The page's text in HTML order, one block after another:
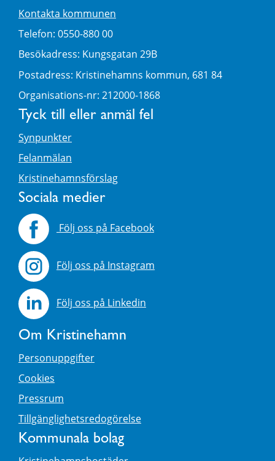
Kontakta kommunen
Telefon: 0550-880 00
Besökadress: Kungsgatan 29B
Postadress: Kristinehamns kommun, 681 84
Organisations-nr: 212000-1868
Tyck till eller anmäl fel
Synpunkter
Felanmälan
Kristinehamnsförslag
Sociala medier
Följ oss på Facebook
Följ oss på Instagram
Följ oss på Linkedin
Om Kristinehamn
Personuppgifter
Cookies
Pressrum
Tillgänglighetsredogörelse
Kommunala bolag